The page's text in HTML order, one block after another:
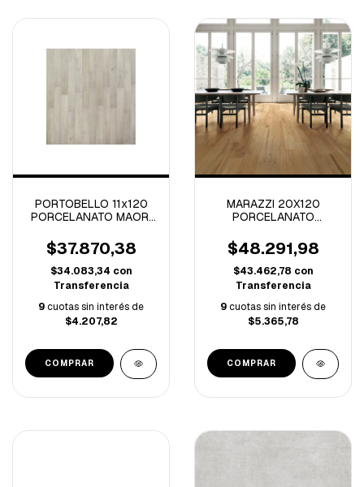
PORTOBELLO 11x120
PORCELANATO MAORI
$37.870,38
$34.083,34 con
Transferencia
9cuotas sin interés de
$4.207,82
MARAZZI 20X120
PORCELANATO
RECT.-00MQYM03-
0.72M/C
$48.291,98
$43.462,78 con
Transferencia
9cuotas sin interés de
$5.365,78